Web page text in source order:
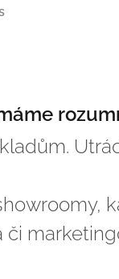
či